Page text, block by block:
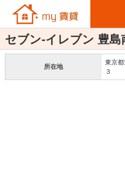
セブン‐イレブン 豊
所在地
東京
３